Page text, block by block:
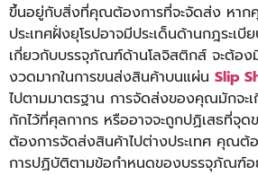
ขึ้นอยู่กับสิ่งที่คุณต้องการที่จะจัดส่ง หา
ประเทศฝั่งยุโรปอาจมีประเด็นด้านกฎระ
เกี่ยวกับบรรจุภัณฑ์ด้านโลจิสติกส์ จะต้อ
งวดมากในการขนส่งสินค้าบนแผ่น Slip
ไปตามมาตรฐาน การจัดส่งของคุณมักจะเ
กักไว้ที่ศุลกากร หรืออาจจะถูกปฏิเสธที่จุ
ต้องการจัดส่งสินค้าไปต่างประเทศ คุณต้
การปฏิบัติตามข้อกำหนดของบรรจุภัณฑ์อ